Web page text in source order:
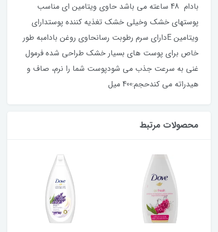
بادام 48 ساعته می باشد حاوی ویتامین ای مناسب
پوستهای خشک وخیلی خشک تغذیه کننده پوستدارای
ویتامین Eدارای سرم رطوبت رسانحاوی روغن بادامبه طور
خاص برای پوست های بسیار خشک طراحی شده فرمول
غنی به سرعت جذب می شودپوست شما را نرم، صاف و
هیدراته می کندحجم:400 میل
محصولات مرتبط